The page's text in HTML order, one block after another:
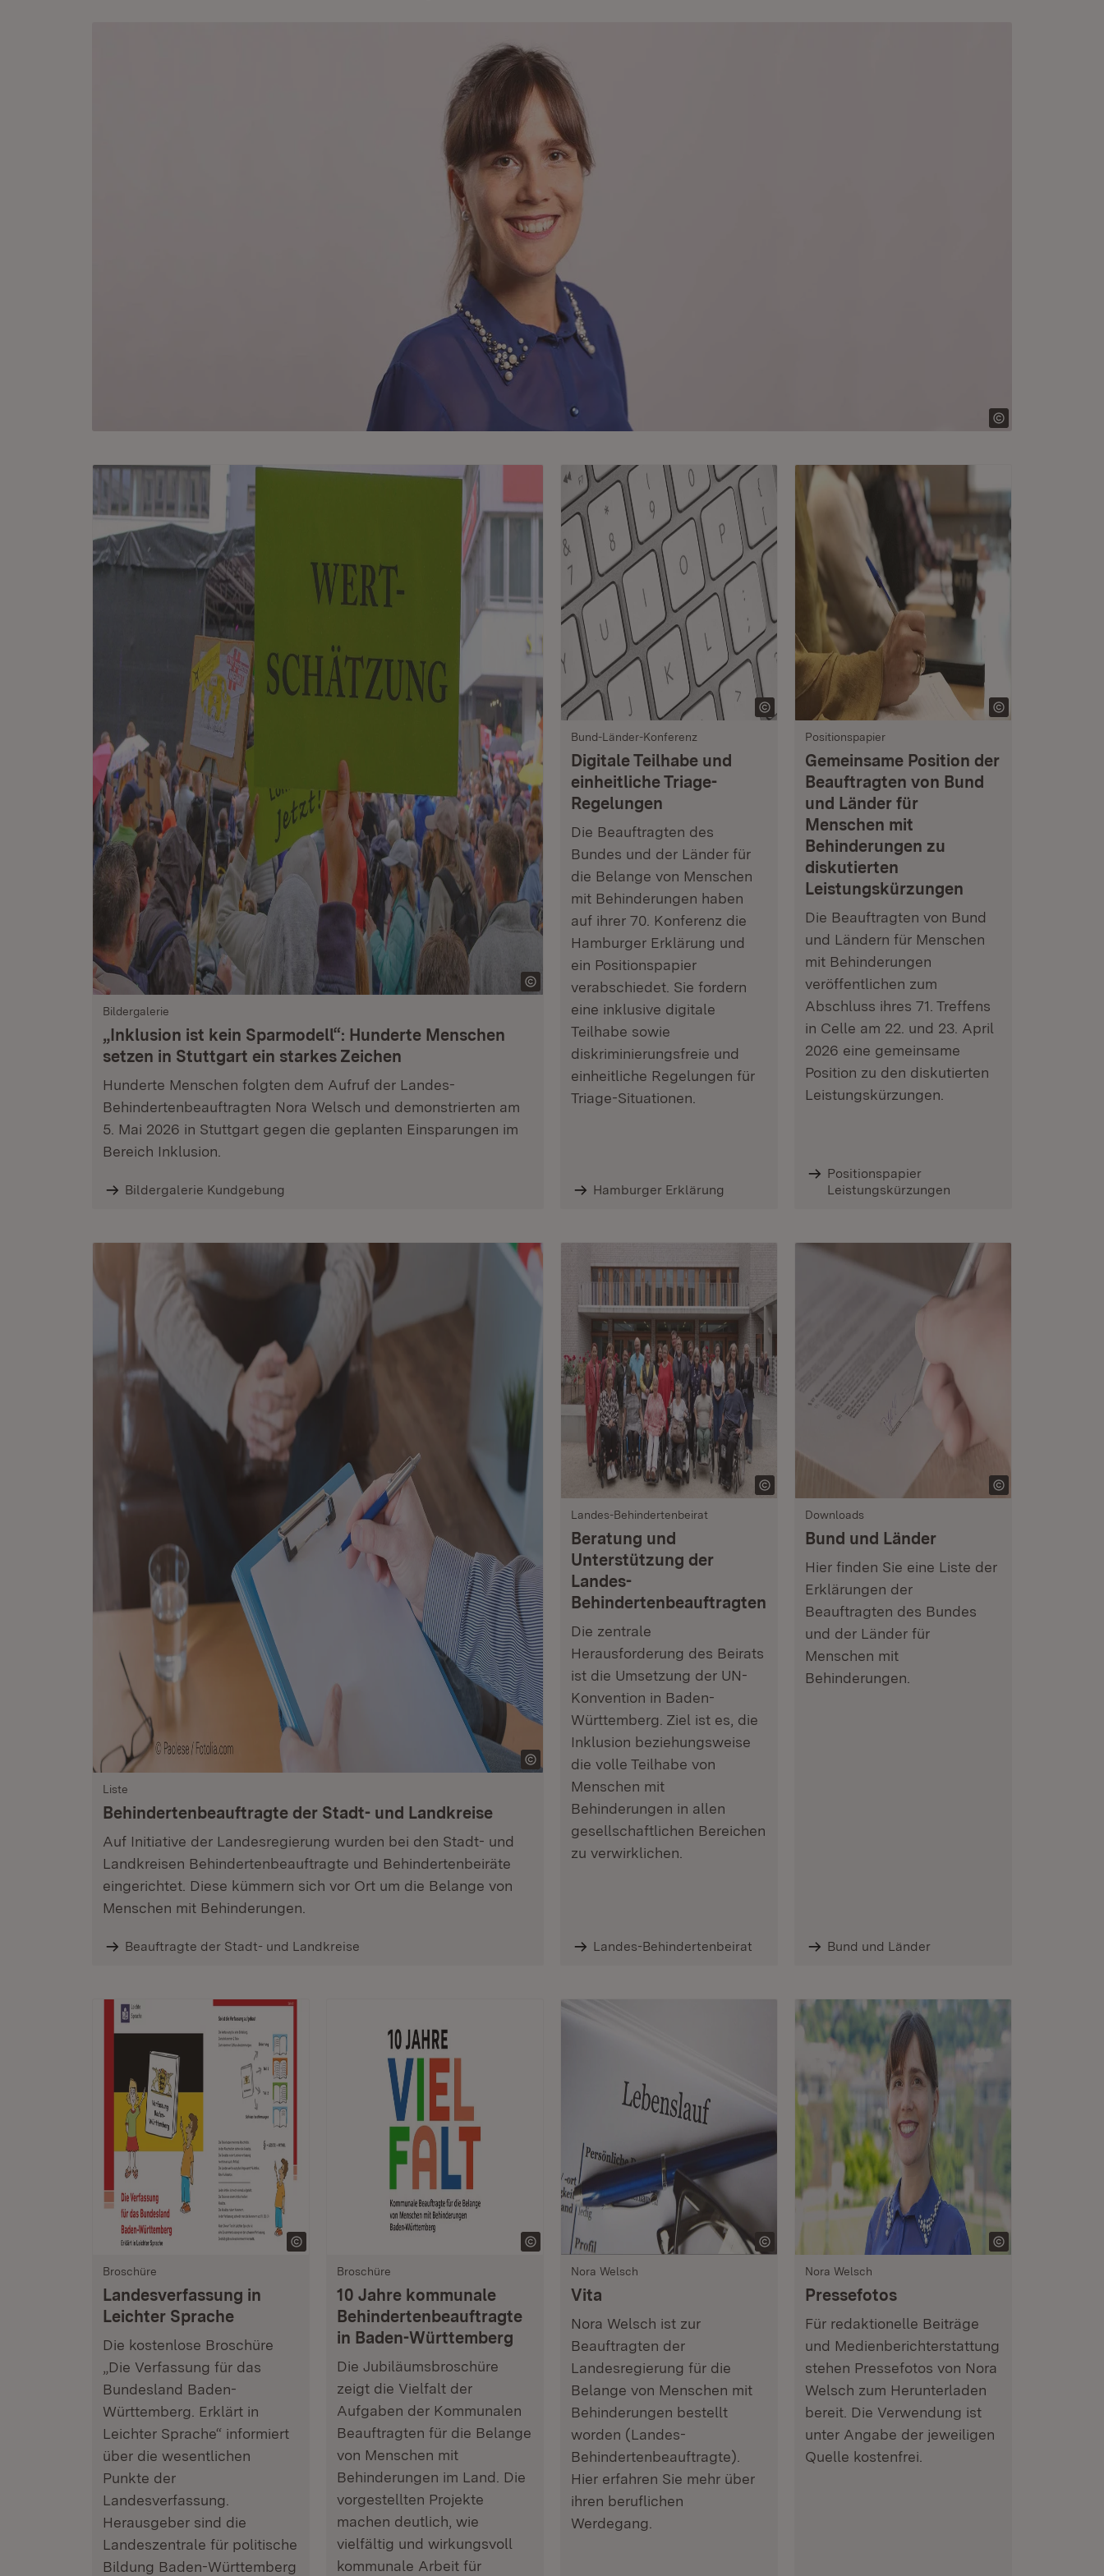
Bildergalerie
„Inklusion ist kein Sparmodell“: Hunderte Menschen
setzen in Stuttgart ein starkes Zeichen
Hunderte Menschen folgten dem Aufruf der Landes-
Behindertenbeauftragten Nora Welsch und demonstrierten am
5. Mai 2026 in Stuttgart gegen die geplanten Einsparungen im
Bereich Inklusion.
Bildergalerie Kundgebung
Bund-Länder-Konferenz
Digitale Teilhabe und
einheitliche Triage-
Regelungen
Die Beauftragten des
Bundes und der Länder für
die Belange von Menschen
mit Behinderungen haben
auf ihrer 70. Konferenz die
Hamburger Erklärung und
ein Positionspapier
verabschiedet. Sie fordern
eine inklusive digitale
Teilhabe sowie
diskriminierungsfreie und
einheitliche Regelungen für
Triage-Situationen.
Hamburger Erklärung
Positionspapier
Gemeinsame Position der
Beauftragten von Bund
und Länder für
Menschen mit
Behinderungen zu
diskutierten
Leistungskürzungen
Die Beauftragten von Bund
und Ländern für Menschen
mit Behinderungen
veröffentlichen zum
Abschluss ihres 71. Treffens
in Celle am 22. und 23. April
2026 eine gemeinsame
Position zu den diskutierten
Leistungskürzungen.
Positionspapier
Leistungskürzungen
Liste
Behindertenbeauftragte der Stadt- und Landkreise
Auf Initiative der Landesregierung wurden bei den Stadt- und
Landkreisen Behindertenbeauftragte und Behindertenbeiräte
eingerichtet. Diese kümmern sich vor Ort um die Belange von
Menschen mit Behinderungen.
Beauftragte der Stadt- und Landkreise
Landes-Behindertenbeirat
Beratung und
Unterstützung der
Landes-
Behindertenbeauftragten
Die zentrale
Herausforderung des Beirats
ist die Umsetzung der UN-
Konvention in Baden-
Württemberg. Ziel ist es, die
Inklusion beziehungsweise
die volle Teilhabe von
Menschen mit
Behinderungen in allen
gesellschaftlichen Bereichen
zu verwirklichen.
Landes-Behindertenbeirat
Downloads
Bund und Länder
Hier finden Sie eine Liste der
Erklärungen der
Beauftragten des Bundes
und der Länder für
Menschen mit
Behinderungen.
Bund und Länder
Broschüre
Landesverfassung in
Leichter Sprache
Die kostenlose Broschüre
„Die Verfassung für das
Bundesland Baden-
Württemberg. Erklärt in
Leichter Sprache“ informiert
über die wesentlichen
Punkte der
Landesverfassung.
Herausgeber sind die
Landeszentrale für politische
Bildung Baden-Württemberg
Broschüre
10 Jahre kommunale
Behindertenbeauftragte
in Baden-Württemberg
Die Jubiläumsbroschüre
zeigt die Vielfalt der
Aufgaben der Kommunalen
Beauftragten für die Belange
von Menschen mit
Behinderungen im Land. Die
vorgestellten Projekte
machen deutlich, wie
vielfältig und wirkungsvoll
kommunale Arbeit für
Nora Welsch
Vita
Nora Welsch ist zur
Beauftragten der
Landesregierung für die
Belange von Menschen mit
Behinderungen bestellt
worden (Landes-
Behindertenbeauftragte).
Hier erfahren Sie mehr über
ihren beruflichen
Werdegang.
Nora Welsch
Pressefotos
Für redaktionelle Beiträge
und Medienberichterstattung
stehen Pressefotos von Nora
Welsch zum Herunterladen
bereit. Die Verwendung ist
unter Angabe der jeweiligen
Quelle kostenfrei.